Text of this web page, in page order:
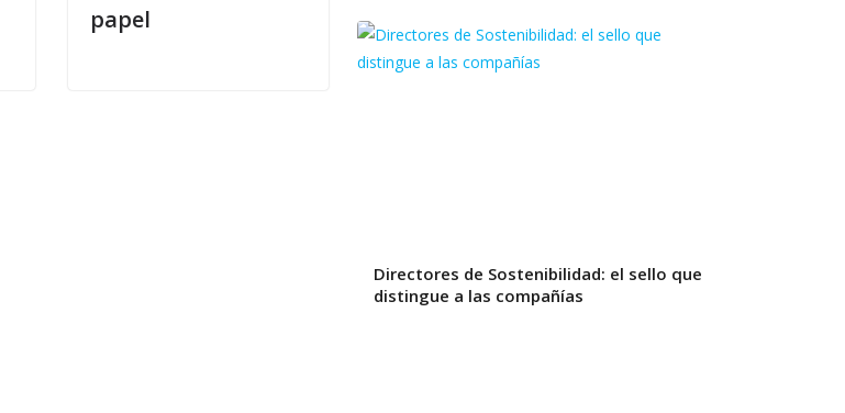
papel
Directores de Sostenibilidad: el sello que
distingue a las compañías